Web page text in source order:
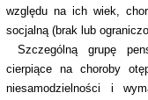
względu na ich wiek,
socjalną (brak lub
Szczególną grupę
cierpiące na choroby
niesamodzielności i